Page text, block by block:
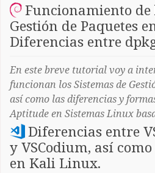
Funcionamiento de
Gestión de Paquetes
Diferencias entre
En este breve tutorial voy a
funcionan los Sistemas de
así como las diferencias y
Aptitude en Sistemas Linux
Diferencias entre
y VSCodium, así
en Kali Linux.